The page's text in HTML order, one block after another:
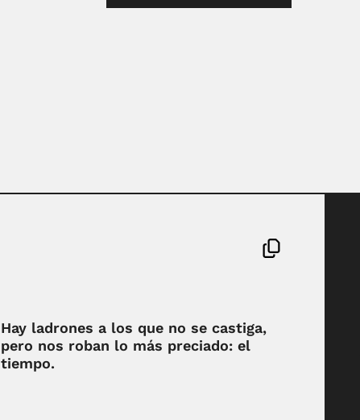
Hay ladrones a los que no se castiga,
pero nos roban lo más preciado: el
tiempo.